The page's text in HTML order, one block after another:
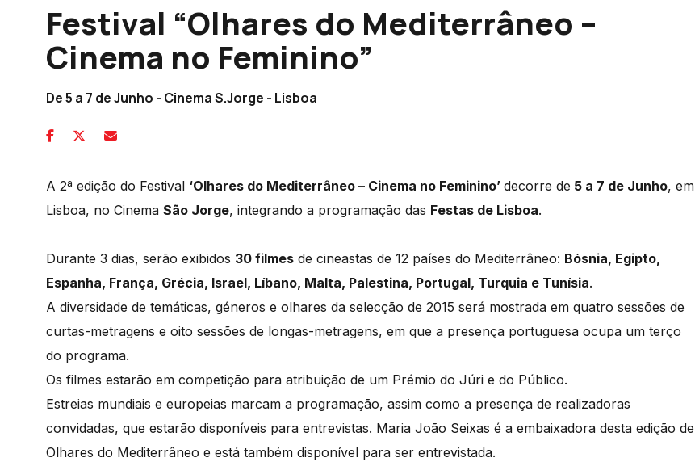
Festival “Olhares do Mediterrâneo –
Cinema no Feminino”
De 5 a 7 de Junho - Cinema S.Jorge - Lisboa
A 2ª edição do Festival ‘Olhares do Mediterrâneo – Cinema no Feminino’ decorre de 5 a 7 de Junho, em
Lisboa, no Cinema São Jorge, integrando a programação das Festas de Lisboa.
Durante 3 dias, serão exibidos 30 filmes de cineastas de 12 países do Mediterrâneo: Bósnia, Egipto,
Espanha, França, Grécia, Israel, Líbano, Malta, Palestina, Portugal, Turquia e Tunísia.
A diversidade de temáticas, géneros e olhares da selecção de 2015 será mostrada em quatro sessões de
curtas-metragens e oito sessões de longas-metragens, em que a presença portuguesa ocupa um terço
do programa.
Os filmes estarão em competição para atribuição de um Prémio do Júri e do Público.
Estreias mundiais e europeias marcam a programação, assim como a presença de realizadoras
convidadas, que estarão disponíveis para entrevistas. Maria João Seixas é a embaixadora desta edição de
Olhares do Mediterrâneo e está também disponível para ser entrevistada.